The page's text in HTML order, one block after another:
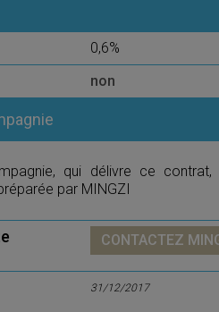
0,6%
non
qui délivre ce contrat,
par MINGZI
CONTACTEZ
31/12/2017